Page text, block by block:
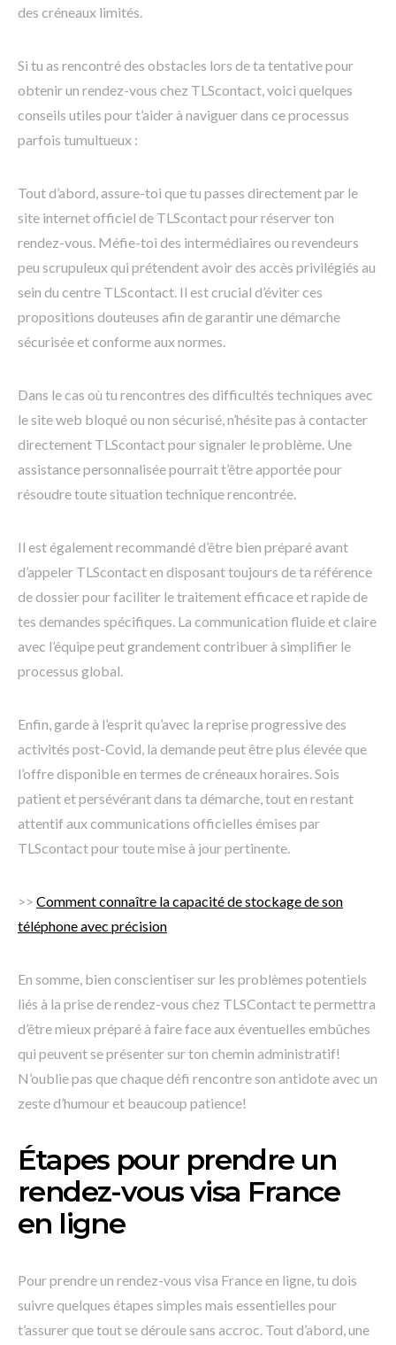
des créneaux limités.
Si tu as rencontré des obstacles lors de ta tentative pour
obtenir un rendez-vous chez TLScontact, voici quelques
conseils utiles pour t’aider à naviguer dans ce processus
parfois tumultueux :
Tout d’abord, assure-toi que tu passes directement par le
site internet officiel de TLScontact pour réserver ton
rendez-vous. Méfie-toi des intermédiaires ou revendeurs
peu scrupuleux qui prétendent avoir des accès privilégiés au
sein du centre TLScontact. Il est crucial d’éviter ces
propositions douteuses afin de garantir une démarche
sécurisée et conforme aux normes.
Dans le cas où tu rencontres des difficultés techniques avec
le site web bloqué ou non sécurisé, n’hésite pas à contacter
directement TLScontact pour signaler le problème. Une
assistance personnalisée pourrait t’être apportée pour
résoudre toute situation technique rencontrée.
Il est également recommandé d’être bien préparé avant
d’appeler TLScontact en disposant toujours de ta référence
de dossier pour faciliter le traitement efficace et rapide de
tes demandes spécifiques. La communication fluide et claire
avec l’équipe peut grandement contribuer à simplifier le
processus global.
Enfin, garde à l’esprit qu’avec la reprise progressive des
activités post-Covid, la demande peut être plus élevée que
l’offre disponible en termes de créneaux horaires. Sois
patient et persévérant dans ta démarche, tout en restant
attentif aux communications officielles émises par
TLScontact pour toute mise à jour pertinente.
>> Comment connaître la capacité de stockage de son
téléphone avec précision
En somme, bien conscientiser sur les problèmes potentiels
liés à la prise de rendez-vous chez TLSContact te permettra
d’être mieux préparé à faire face aux éventuelles embûches
qui peuvent se présenter sur ton chemin administratif!
N’oublie pas que chaque défi rencontre son antidote avec un
zeste d’humour et beaucoup patience!
Étapes pour prendre un
rendez-vous visa France
en ligne
Pour prendre un rendez-vous visa France en ligne, tu dois
suivre quelques étapes simples mais essentielles pour
t’assurer que tout se déroule sans accroc. Tout d’abord, une